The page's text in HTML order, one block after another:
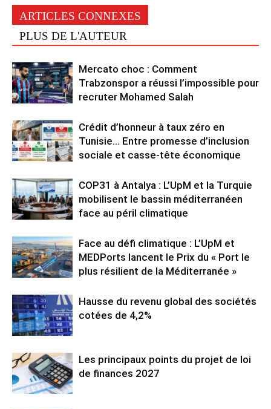
ARTICLES CONNEXES
PLUS DE L'AUTEUR
Mercato choc : Comment
Trabzonspor a réussi l’impossible pour
recruter Mohamed Salah
Crédit d’honneur à taux zéro en
Tunisie… Entre promesse d’inclusion
sociale et casse-tête économique
COP31 à Antalya : L’UpM et la Turquie
mobilisent le bassin méditerranéen
face au péril climatique
Face au défi climatique : L’UpM et
MEDPorts lancent le Prix du « Port le
plus résilient de la Méditerranée »
Hausse du revenu global des sociétés
cotées de 4,2%
Les principaux points du projet de loi
de finances 2027